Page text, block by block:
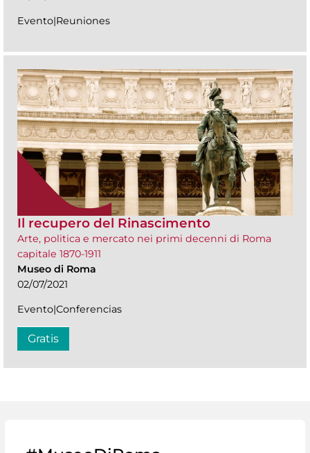
Evento|Reuniones
Il recupero del Rinascimento
Arte, politica e mercato nei primi decenni di Roma
capitale 1870-1911
Museo di Roma
02/07/2021
Evento|Conferencias
Gratis